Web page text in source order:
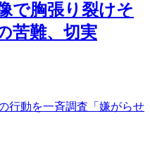
で胸張り裂けそ
苦難、切実
行動を一斉調査「嫌がらせ